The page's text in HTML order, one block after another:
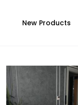
New Products